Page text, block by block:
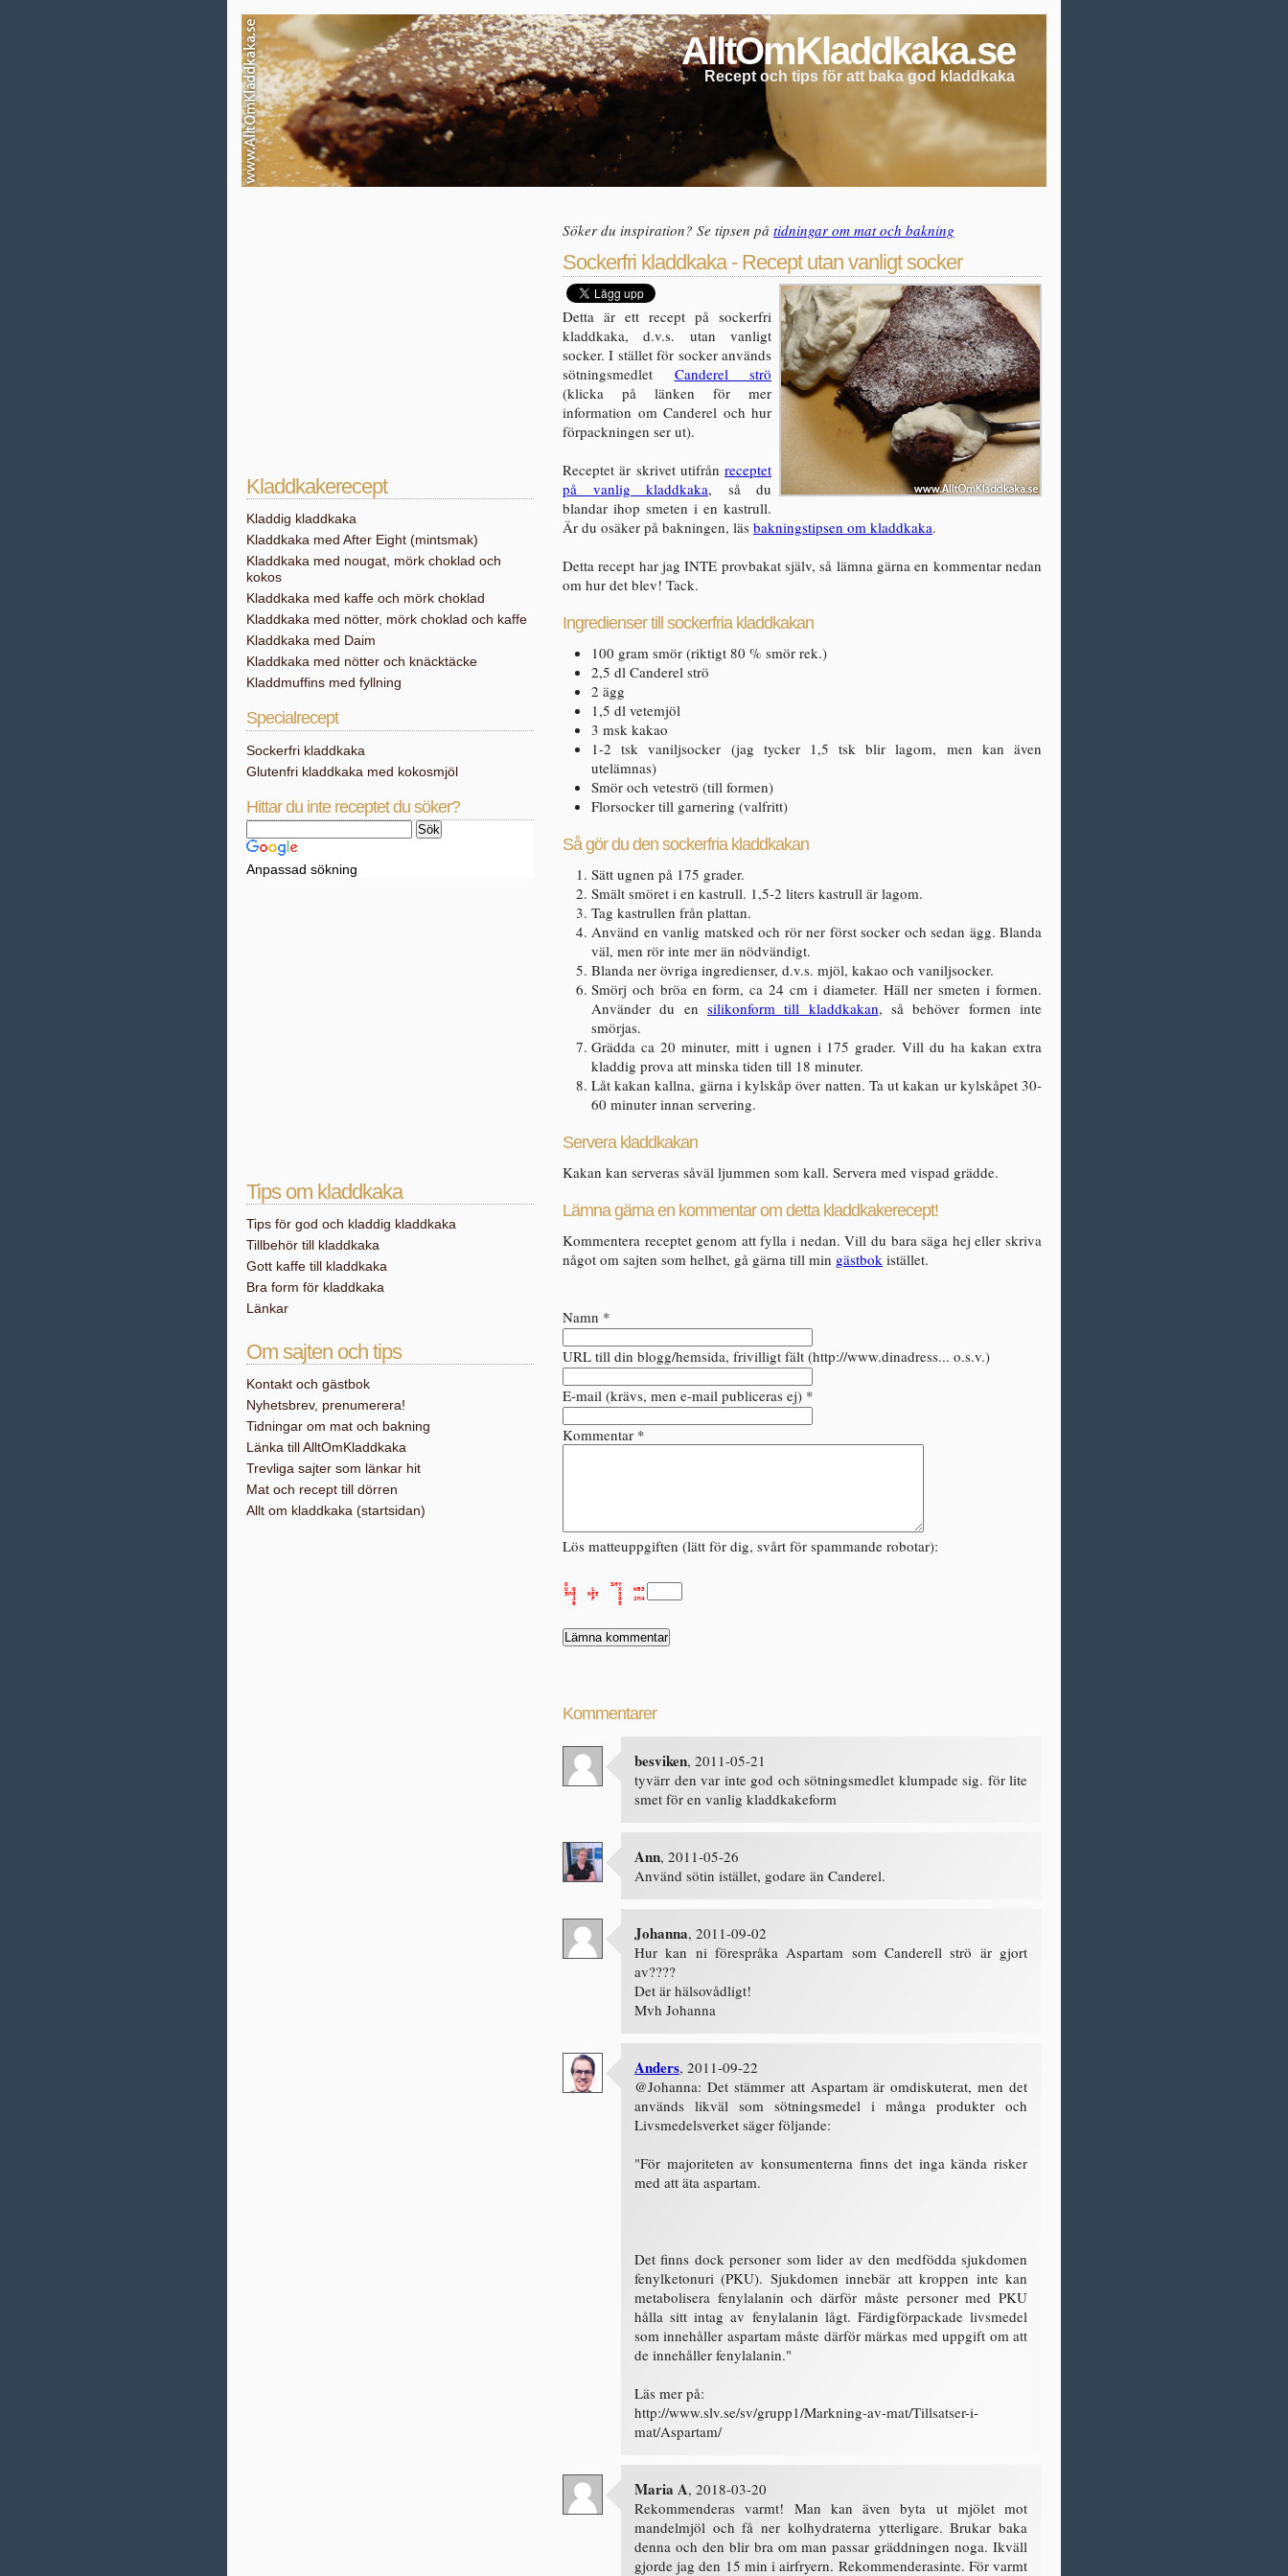
AlltOmKladdkaka.se
Recept och tips för att baka god kladdkaka
Söker du inspiration? Se tipsen på tidningar om mat och bakning
Sockerfri kladdkaka - Recept utan vanligt socker
Detta är ett recept på sockerfri
kladdkaka, d.v.s. utan vanligt
socker. I stället för socker används
sötningsmedlet Canderel strö
(klicka på länken för mer
information om Canderel och hur
förpackningen ser ut).
Receptet är skrivet utifrån receptet
på vanlig kladdkaka, så du
blandar ihop smeten i en kastrull.
Är du osäker på bakningen, läs bakningstipsen om kladdkaka.
Detta recept har jag INTE provbakat själv, så lämna gärna en kommentar nedan
om hur det blev! Tack.
Ingredienser till sockerfria kladdkakan
100 gram smör (riktigt 80 % smör rek.)
2,5 dl Canderel strö
2 ägg
1,5 dl vetemjöl
3 msk kakao
1-2 tsk vaniljsocker (jag tycker 1,5 tsk blir lagom, men kan även
utelämnas)
Smör och veteströ (till formen)
Florsocker till garnering (valfritt)
Så gör du den sockerfria kladdkakan
Sätt ugnen på 175 grader.
Smält smöret i en kastrull. 1,5-2 liters kastrull är lagom.
Tag kastrullen från plattan.
Använd en vanlig matsked och rör ner först socker och sedan ägg. Blanda
väl, men rör inte mer än nödvändigt.
Blanda ner övriga ingredienser, d.v.s. mjöl, kakao och vaniljsocker.
Smörj och bröa en form, ca 24 cm i diameter. Häll ner smeten i formen.
Använder du en silikonform till kladdkakan, så behöver formen inte
smörjas.
Grädda ca 20 minuter, mitt i ugnen i 175 grader. Vill du ha kakan extra
kladdig prova att minska tiden till 18 minuter.
Låt kakan kallna, gärna i kylskåp över natten. Ta ut kakan ur kylskåpet 30-
60 minuter innan servering.
Servera kladdkakan
Kakan kan serveras såväl ljummen som kall. Servera med vispad grädde.
Lämna gärna en kommentar om detta kladdkakerecept!
Kommentera receptet genom att fylla i nedan. Vill du bara säga hej eller skriva
något om sajten som helhet, gå gärna till min gästbok istället.
Namn *
URL till din blogg/hemsida, frivilligt fält (http://www.dinadress... o.s.v.)
E-mail (krävs, men e-mail publiceras ej) *
Kommentar *
Lös matteuppgiften (lätt för dig, svårt för spammande robotar):
O           SHY
U Q    L      X   WB3
5MG   NEE     3
  J    F      G   JM4
Kommentarer
besviken, 2011-05-21
tyvärr den var inte god och sötningsmedlet klumpade sig. för lite
smet för en vanlig kladdkakeform
Ann, 2011-05-26
Använd sötin istället, godare än Canderel.
Johanna, 2011-09-02
Hur kan ni förespråka Aspartam som Canderell strö är gjort
av????
Det är hälsovådligt!
Mvh Johanna
Anders, 2011-09-22
@Johanna: Det stämmer att Aspartam är omdiskuterat, men det
används likväl som sötningsmedel i många produkter och
Livsmedelsverket säger följande:
"För majoriteten av konsumenterna finns det inga kända risker
med att äta aspartam.
Det finns dock personer som lider av den medfödda sjukdomen
fenylketonuri (PKU). Sjukdomen innebär att kroppen inte kan
metabolisera fenylalanin och därför måste personer med PKU
hålla sitt intag av fenylalanin lågt. Färdigförpackade livsmedel
som innehåller aspartam måste därför märkas med uppgift om att
de innehåller fenylalanin."
Läs mer på:
http://www.slv.se/sv/grupp1/Markning-av-mat/Tillsatser-i-
mat/Aspartam/
Maria A, 2018-03-20
Rekommenderas varmt! Man kan även byta ut mjölet mot
mandelmjöl och få ner kolhydraterna ytterligare. Brukar baka
denna och den blir bra om man passar gräddningen noga. Ikväll
gjorde jag den 15 min i airfryern. Rekommenderasinte. För varmt
Kladdkakerecept
Kladdig kladdkaka
Kladdkaka med After Eight (mintsmak)
Kladdkaka med nougat, mörk choklad och
kokos
Kladdkaka med kaffe och mörk choklad
Kladdkaka med nötter, mörk choklad och kaffe
Kladdkaka med Daim
Kladdkaka med nötter och knäcktäcke
Kladdmuffins med fyllning
Specialrecept
Sockerfri kladdkaka
Glutenfri kladdkaka med kokosmjöl
Hittar du inte receptet du söker?
Anpassad sökning
Tips om kladdkaka
Tips för god och kladdig kladdkaka
Tillbehör till kladdkaka
Gott kaffe till kladdkaka
Bra form för kladdkaka
Länkar
Om sajten och tips
Kontakt och gästbok
Nyhetsbrev, prenumerera!
Tidningar om mat och bakning
Länka till AlltOmKladdkaka
Trevliga sajter som länkar hit
Mat och recept till dörren
Allt om kladdkaka (startsidan)